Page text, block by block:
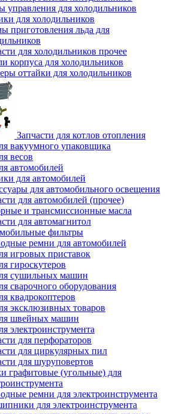
управления для холодильников
для холодильников
приготовления льда для
для холодильников прочее
корпуса для холодильников
оттайки для холодильников
Запчасти для котлов отопления
вакуумного упаковщика
весов
автомобилей
для автомобилей
для автомобильного освещения
для автомобилей (прочее)
и трансмиссионные масла
для автомагнитол
фильтры
ремни для автомобилей
игровых приставок
гироскутеров
сушильных машин
сварочного оборудования
квадрокоптеров
эксклюзивных товаров
швейных машин
электроинструмента
для перфораторов
для циркулярных пил
для шуруповертов
графитовые (угольные) для
ремни для электроинструмента
для электроинструмента